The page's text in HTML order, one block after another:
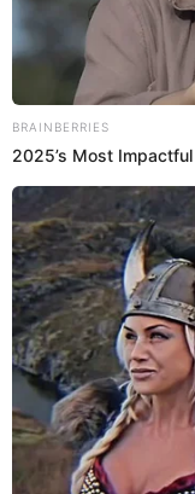
18 Jul 2021 | 17:06 h
Carolina Gaitán:
sí hay paraíso a
Disney
La actriz colombiana
dará voz a la nueva